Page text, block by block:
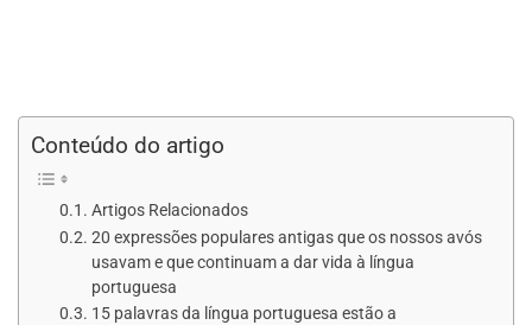
Conteúdo do artigo
Artigos Relacionados
20 expressões populares antigas que os nossos avós
usavam e que continuam a dar vida à língua
portuguesa
15 palavras da língua portuguesa estão a